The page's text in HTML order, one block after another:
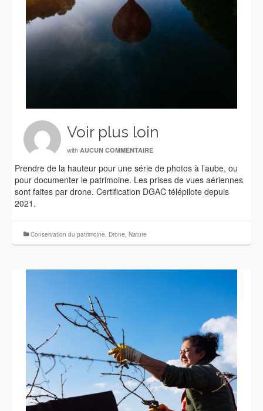
Voir plus loin
with AUCUN COMMENTAIRE
Prendre de la hauteur pour une série de photos à l’aube, ou
pour documenter le patrimoine. Les prises de vues aériennes
sont faites par drone. Certification DGAC télépilote depuis
2021.
Conservation du patrimoine, Drone, Nature